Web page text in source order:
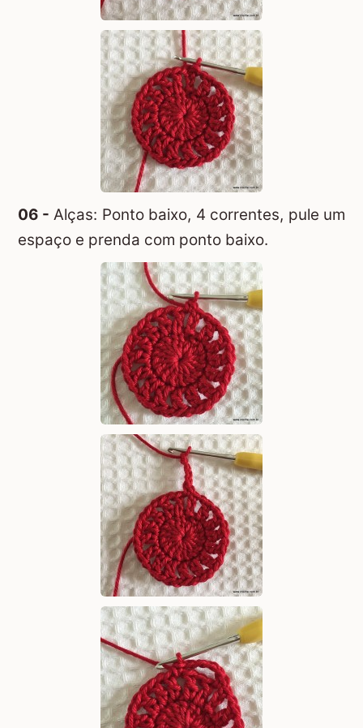
06 - Alças: Ponto baixo, 4 correntes, pule um
espaço e prenda com ponto baixo.